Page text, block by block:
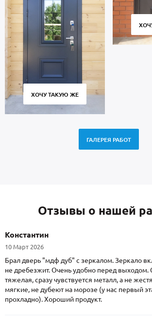
ХОЧУ ТАКУЮ ЖЕ
ГАЛЕРЕЯ РАБОТ
Отзывы о нашей
Константин
10 Март 2026
Брал дверь "мдф дуб" с зеркалом. Зеркало
не дребезжит. Очень удобно перед выходом.
тяжелая, сразу чувствуется металл, а не
мягкие, не дубеют на морозе (у нас первый
прохладно). Хороший продукт.